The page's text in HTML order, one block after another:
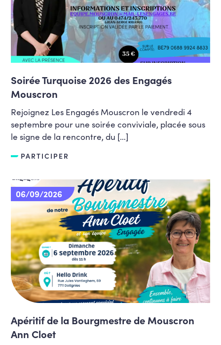
Soirée Turquoise 2026 des Engagés
Mouscron
Rejoignez Les Engagés Mouscron le vendredi 4
septembre pour une soirée conviviale, placée sous
le signe de la rencontre, du […]
PARTICIPER
06/09/2026
Apéritif de la Bourgmestre de Mouscron
Ann Cloet